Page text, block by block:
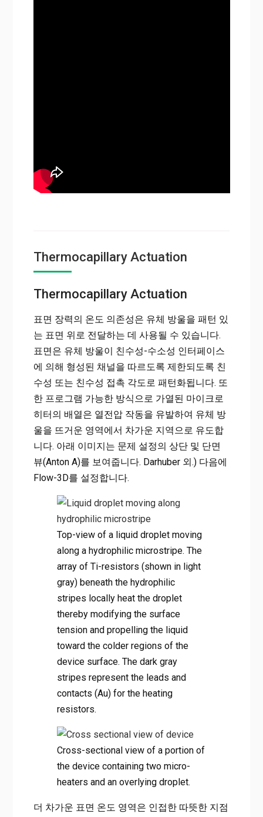
Thermocapillary Actuation
Thermocapillary Actuation
표면 장력의 온도 의존성은 유체 방울을 패턴 있
는 표면 위로 전달하는 데 사용될 수 있습니다.
표면은 유체 방울이 친수성-수소성 인터페이스
에 의해 형성된 채널을 따르도록 제한되도록 친
수성 또는 친수성 접촉 각도로 패턴화됩니다. 또
한 프로그램 가능한 방식으로 가열된 마이크로
히터의 배열은 열전압 작동을 유발하여 유체 방
울을 뜨거운 영역에서 차가운 지역으로 유도합
니다. 아래 이미지는 문제 설정의 상단 및 단면
뷰(Anton A)를 보여줍니다. Darhuber 외.) 다음에
Flow-3D를 설정합니다.
Top-view of a liquid droplet moving
along a hydrophilic microstripe. The
array of Ti-resistors (shown in light
gray) beneath the hydrophilic
stripes locally heat the droplet
thereby modifying the surface
tension and propelling the liquid
toward the colder regions of the
device surface. The dark gray
stripes represent the leads and
contacts (Au) for the heating
resistors.
Cross-sectional view of a portion of
the device containing two micro-
heaters and an overlying droplet.
더 차가운 표면 온도 영역은 인접한 따뜻한 지점